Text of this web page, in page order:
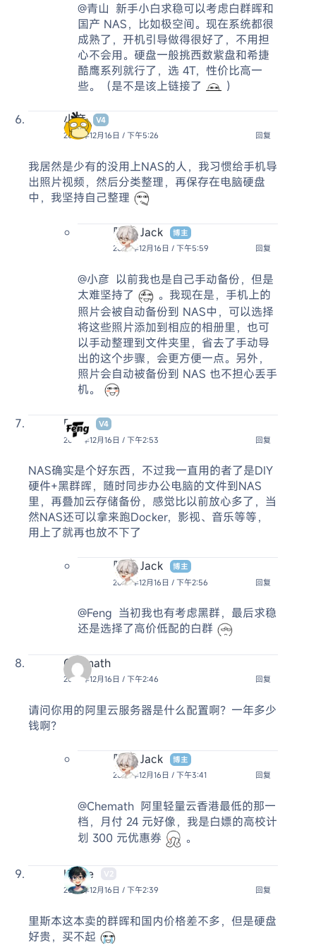
@青山 新手小白求稳可以考虑白群晖和
国产 NAS，比如极空间。现在系统都很
成熟了，开机引导做得很好了，不用担
心不会用。硬盘一般挑西数紫盘和希捷
酷鹰系列就行了，选 4T，性价比高一
些。（是不是该上链接了
）
小彦
V4
2024年12月16日 / 下午5:26
回复
我居然是少有的没用上NAS的人，我习惯给手机导
出照片视频，然后分类整理，再保存在电脑硬盘
中，我坚持自己整理
阿杰 Jack
博主
2024年12月16日 / 下午5:59
回复
@小彦 以前我也是自己手动备份，但是
太难坚持了
。我现在是，手机上的
照片会被自动备份到 NAS中，可以选择
将这些照片添加到相应的相册里，也可
以手动整理到文件夹里，省去了手动导
出的这个步骤，会更方便一点。另外，
照片会自动被备份到 NAS 也不担心丢手
机。
Feng
V4
2024年12月16日 / 下午2:53
回复
NAS确实是个好东西，不过我一直用的者了是DIY
硬件+黑群晖，随时同步办公电脑的文件到NAS
里，再叠加云存储备份，感觉比以前放心多了，当
然NAS还可以拿来跑Docker，影视、音乐等等，
用上了就再也放不下了
阿杰 Jack
博主
2024年12月16日 / 下午2:56
回复
@Feng 当初我也有考虑黑群，最后求稳
还是选择了高价低配的白群
Chemath
2024年12月16日 / 下午2:46 回复
请问你用的阿里云服务器是什么配置啊？一年多少
钱啊？
阿杰 Jack
博主
2024年12月16日 / 下午3:41
回复
@Chemath 阿里轻量云香港最低的那一
档，月付 24 元好像，我是白嫖的高校计
划 300 元优惠券
。
Leslie
V2
2024年12月16日 / 下午2:39
回复
里斯本这本卖的群晖和国内价格差不多，但是硬盘
好贵，买不起